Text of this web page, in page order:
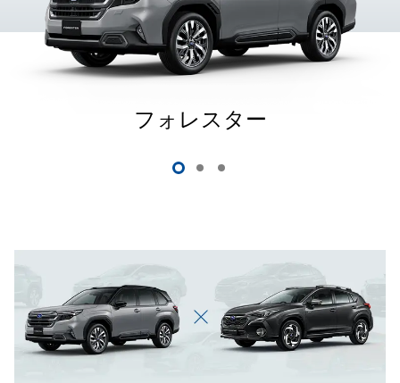
フォレスター